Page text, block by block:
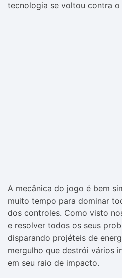
tecnologia se voltou contra o
A mecânica do jogo é bem
muito tempo para dominar
dos controles. Como visto
e resolver todos os seus
disparando projéteis de
mergulho que destrói vários
em seu raio de impacto.